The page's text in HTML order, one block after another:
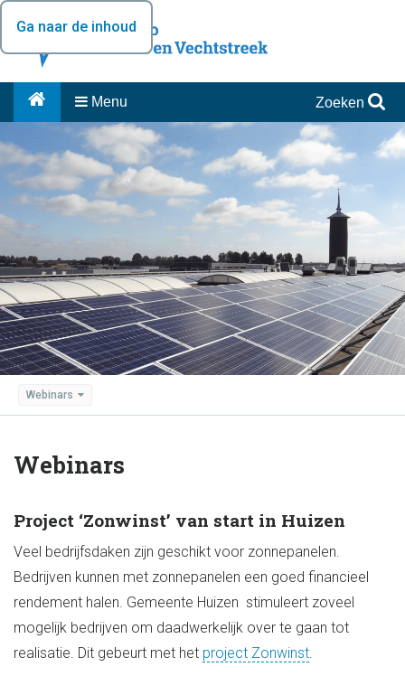
Ga naar de inhoud
Menu Zoeken
Webinars
Webinars
Project ‘Zonwinst’ van start in Huizen
Veel bedrijfsdaken zijn geschikt voor zonnepanelen.
Bedrijven kunnen met zonnepanelen een goed financieel
rendement halen. Gemeente Huizen stimuleert zoveel
mogelijk bedrijven om daadwerkelijk over te gaan tot
realisatie. Dit gebeurt met het project Zonwinst.